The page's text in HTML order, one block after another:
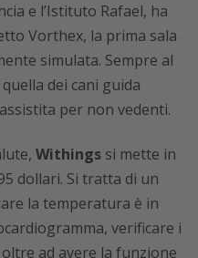
e l’Istituto Rafael, ha
Vorthex, la prima sala
simulata. Sempre al
dei cani guida
per non vedenti.
Withings si mette in
dollari. Si tratta di un
la temperatura è in
verificare i
ad avere la funzione